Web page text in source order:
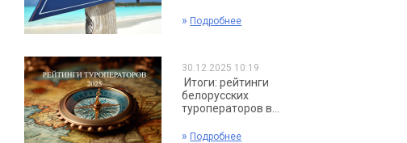
» Подробнее
30.12.2025 10:19
Итоги: рейтинги
белорусских
туроператоров в...
» Подробнее